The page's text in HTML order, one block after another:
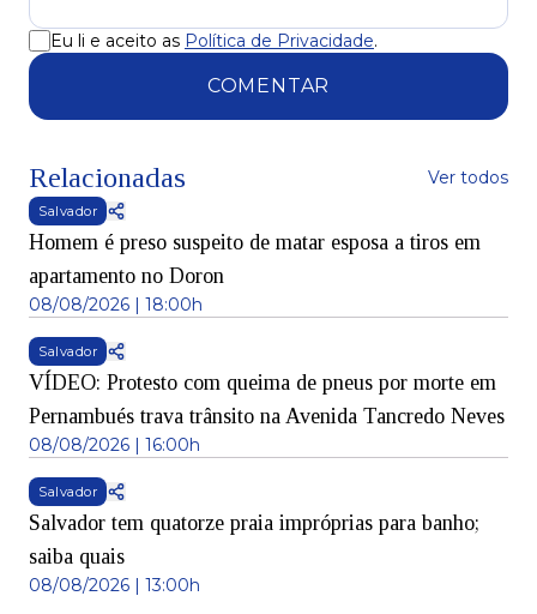
Eu li e aceito as Política de Privacidade.
COMENTAR
Relacionadas Ver todos
Salvador
Homem é preso suspeito de matar esposa a tiros em
apartamento no Doron
08/08/2026 | 18:00h
Salvador
VÍDEO: Protesto com queima de pneus por morte em
Pernambués trava trânsito na Avenida Tancredo Neves
08/08/2026 | 16:00h
Salvador
Salvador tem quatorze praia impróprias para banho;
saiba quais
08/08/2026 | 13:00h